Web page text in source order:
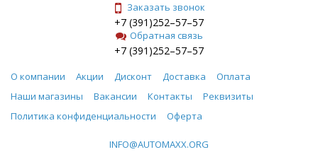
Заказать звонок
+7 (391)252–57–57
Обратная связь
+7 (391)252–57–57
О компании Акции Дисконт Доставка
Оплата
Наши магазины
Вакансии Контакты
Реквизиты
Политика конфиденциальности
Оферта
INFO@AUTOMAXX.ORG